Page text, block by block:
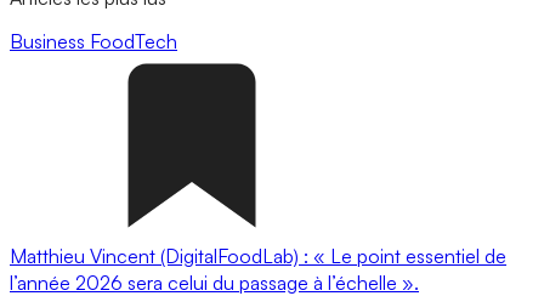
Business FoodTech
Matthieu Vincent (DigitalFoodLab) : « Le point essentiel de
l’année 2026 sera celui du passage à l’échelle ».